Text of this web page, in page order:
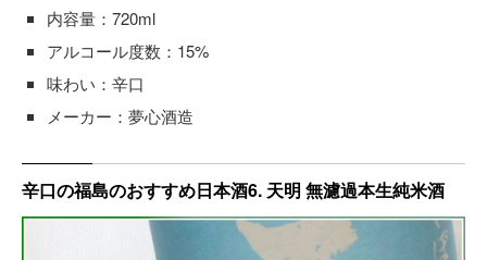
内容量：720ml
アルコール度数：15%
味わい：辛口
メーカー：夢心酒造
辛口の福島のおすすめ日本酒6. 天明 無濾過本生純米酒